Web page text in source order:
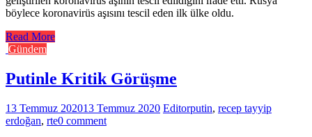
böylece koronavirüs aşısını tescil eden ilk ülke oldu.
Read More
Gündem
Putinle Kritik Görüşme
13 Temmuz 202013 Temmuz 2020 Editorputin, recep tayyip
erdoğan, rte0 comment